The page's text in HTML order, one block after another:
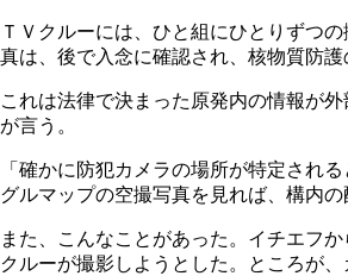
ＴＶクルーには、ひと組にひとりずつ
真は、後で入念に確認され、核物質防
これは法律で決まった原発内の情報が
が言う。
「確かに防犯カメラの場所が特定され
グルマップの空撮写真を見れば、構内
また、こんなことがあった。イチエフ
クルーが撮影しようとした。ところが